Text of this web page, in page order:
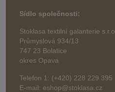
Sídlo společnosti:
Stoklasa textilní galanterie s.r.o.
Průmyslová 934/13
747 23 Bolatice
okres Opava
Telefon 1: (+420) 228 229 395
E-mail: eshop@stoklasa.cz